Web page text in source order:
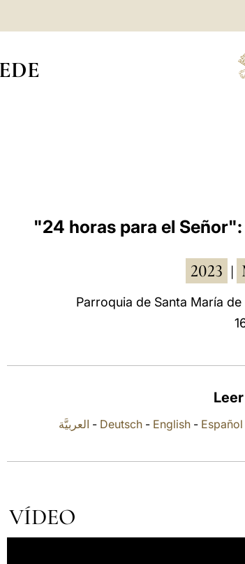
"24 horas para el
2023
Parroquia de Santa María
العربيَّة - Deutsch - English - Español
VÍDEO